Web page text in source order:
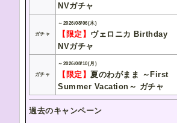
NVガチャ
ガチャ
～2026/08/06(木)
【限定】 ヴェロニカ Birthday
NVガチャ
ガチャ
～2026/08/10(月)
【限定】夏のわがまま ～First
Summer Vacation～ ガチャ
過去のキャンペーン